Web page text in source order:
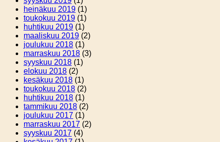
heinäkuu 2019 (1)
toukokuu 2019 (1)
huhtikuu 2019 (1)
maaliskuu 2019 (2)
joulukuu 2018 (1)
marraskuu 2018 (3)
syyskuu 2018 (1)
elokuu 2018 (2)
kesäkuu 2018 (1)
toukokuu 2018 (2)
huhtikuu 2018 (1)
tammikuu 2018 (2)
joulukuu 2017 (1)
marraskuu 2017 (2)
syyskuu 2017 (4)